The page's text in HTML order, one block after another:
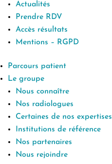
Actualités
Prendre RDV
Accès résultats
Mentions – RGPD
Parcours patient
Le groupe
Nous connaître
Nos radiologues
Certaines de nos expertises
Institutions de référence
Nos partenaires
Nous rejoindre